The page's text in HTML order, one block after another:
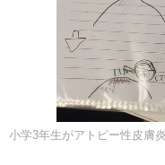
小学3年生がアトピー性皮膚